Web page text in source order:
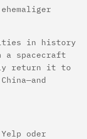
in history
a spacecraft
return it to
oder